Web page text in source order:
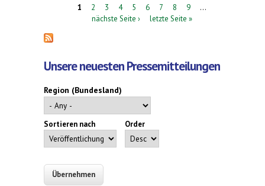
Seiten
1 2 3 4 5 6 7 8 9
…
nächste Seite ›
letzte Seite »
Unsere neuesten Pressemitteilungen
Region (Bundesland)
Sortieren nach Order